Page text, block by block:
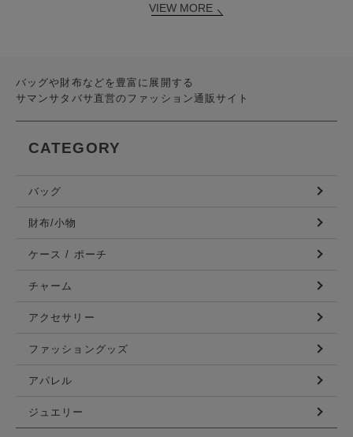
VIEW MORE
バッグや財布などを豊富に展開する
サマンサタバサ直営のファッション通販サイト
CATEGORY
バッグ
財布/小物
ケース / ポーチ
チャーム
アクセサリー
ファッショングッズ
アパレル
ジュエリー